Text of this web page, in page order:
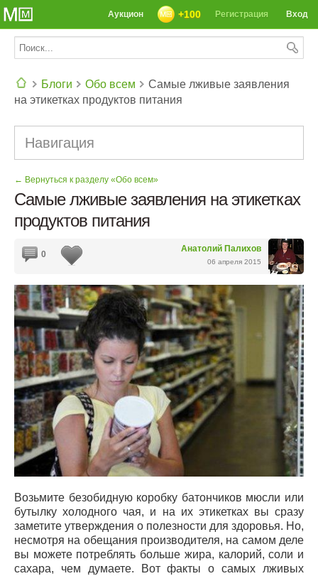
Вход
Регистрация
+100
Аукцион
Блоги Обо всем
Самые лживые заявления
на этикетках продуктов питания
Навигация
← Вернуться к разделу «Обо всем»
Самые лживые заявления на этикетках
продуктов питания
Анатолий Палихов
06 апреля 2015
0
Возьмите безобидную коробку батончиков мюсли или
бутылку холодного чая, и на их этикетках вы сразу
заметите утверждения о полезности для здоровья. Но,
несмотря на обещания производителя, на самом деле
вы можете потреблять больше жира, калорий, соли и
сахара, чем думаете. Вот факты о самых лживых